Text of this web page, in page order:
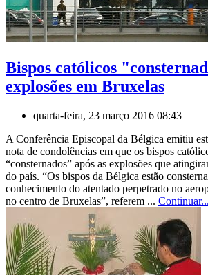
Bispos católicos
explosões em Bruxelas
quarta-feira, 23 março 2016 08:43
A Conferência Episcopal da Bélgica emitiu
nota de condolências em que os bispos
“consternados” após as explosões que
do país. “Os bispos da Bélgica estão
conhecimento do atentado perpetrado no
no centro de Bruxelas”, referem ... Continuar...